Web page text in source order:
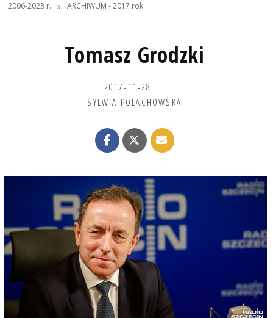
2006-2023 r.
» ARCHIWUM - 2017 rok
Tomasz Grodzki
2017-11-28
SYLWIA POLACHOWSKA